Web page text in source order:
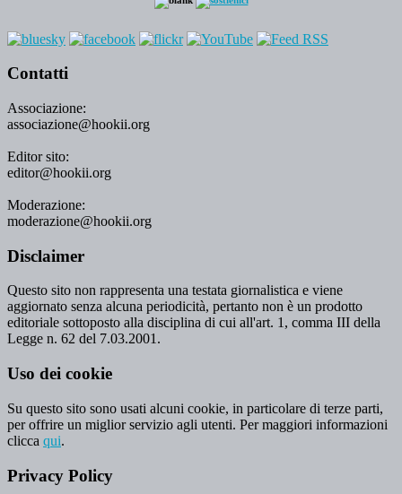
Contatti
Associazione:
associazione@hookii.org
Editor sito:
editor@hookii.org
Moderazione:
moderazione@hookii.org
Disclaimer
Questo sito non rappresenta una testata giornalistica e viene
aggiornato senza alcuna periodicità, pertanto non è un prodotto
editoriale sottoposto alla disciplina di cui all'art. 1, comma III della
Legge n. 62 del 7.03.2001.
Uso dei cookie
Su questo sito sono usati alcuni cookie, in particolare di terze parti,
per offrire un miglior servizio agli utenti. Per maggiori informazioni
clicca qui.
Privacy Policy